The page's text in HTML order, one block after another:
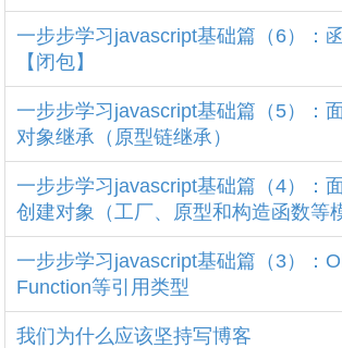
一步步学习javascript基础篇（6）：
【闭包】
一步步学习javascript基础篇（5）：
对象继承（原型链继承）
一步步学习javascript基础篇（4）：
创建对象（工厂、原型和构造函数等
一步步学习javascript基础篇（3）：
Function等引用类型
我们为什么应该坚持写博客